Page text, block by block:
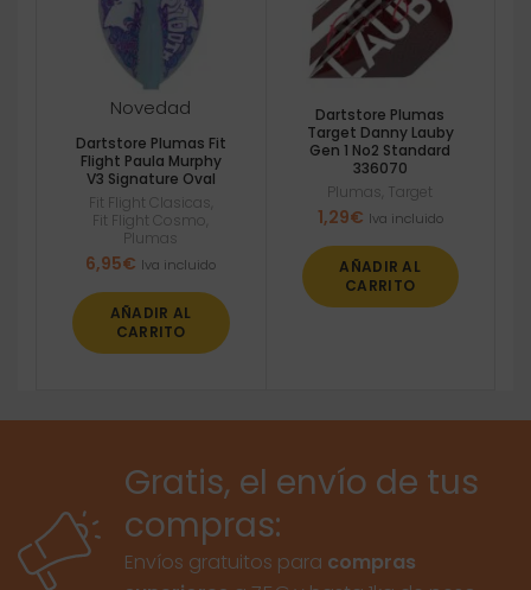
Novedad
Dartstore Plumas Fit
Flight Paula Murphy
V3 Signature Oval
Fit Flight Clasicas
Fit Flight Cosmo
Plumas
6,95€ Iva incluido
AÑADIR AL
CARRITO
Dartstore Plumas
Target Danny Lauby
Gen 1 No2 Standard
336070
Plumas Target
1,29€ Iva incluido
AÑADIR AL
CARRITO
Gratis, el envío de tus
compras:
Envíos gratuitos para compras